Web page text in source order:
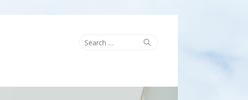
Search
Search